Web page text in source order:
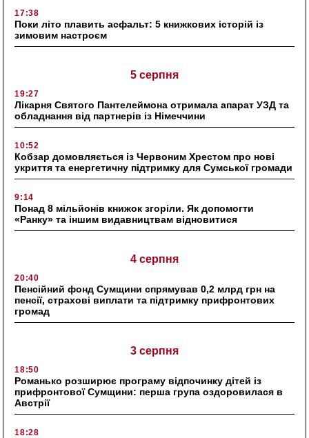
17:38
Поки літо плавить асфальт: 5 книжкових історій із
зимовим настроєм
5 серпня
19:27
Лікарня Святого Пантелеймона отримала апарат УЗД та
обладнання від партнерів із Німеччини
10:52
Кобзар домовляється із Червоним Хрестом про нові
укриття та енергетичну підтримку для Сумської громади
9:14
Понад 8 мільйонів книжок згоріли. Як допомогти
«Ранку» та іншим видавництвам відновитися
4 серпня
20:40
Пенсійний фонд Сумщини спрямував 0,2 млрд грн на
пенсії, страхові виплати та підтримку прифронтових
громад
3 серпня
18:50
Романько розширює програму відпочинку дітей із
прифронтової Сумщини: перша група оздоровилася в
Австрії
18:28